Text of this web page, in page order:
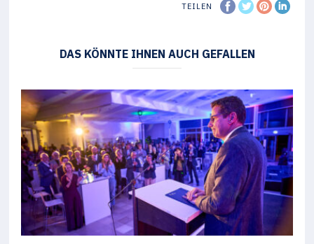
TEILEN
DAS KÖNNTE IHNEN AUCH GEFALLEN